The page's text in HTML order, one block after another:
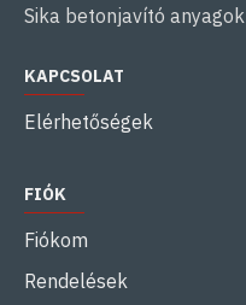
Sika betonjavító anyagok
KAPCSOLAT
Elérhetőségek
FIÓK
Fiókom
Rendelések